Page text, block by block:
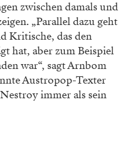
zwischen damals und
„Parallel dazu geht
Kritische, das den
hat, aber zum Beispiel
war“, sagt Arnbom
Austropop-Texter
immer als sein